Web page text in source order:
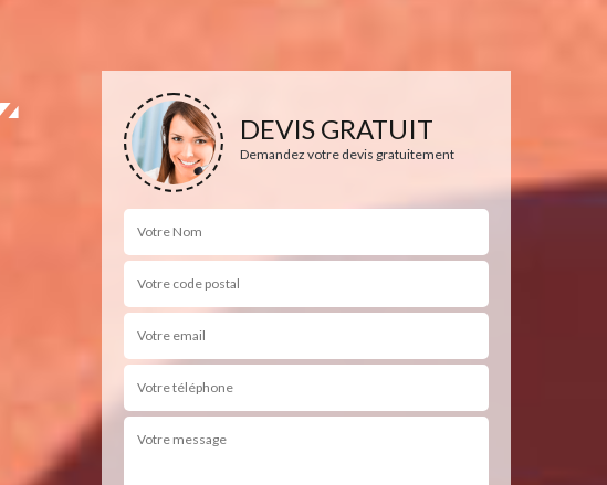
DEVIS GRATUIT
Demandez votre devis gratuitement